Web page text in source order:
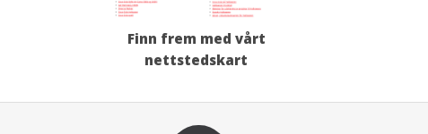
Finn frem med vårt
nettstedskart